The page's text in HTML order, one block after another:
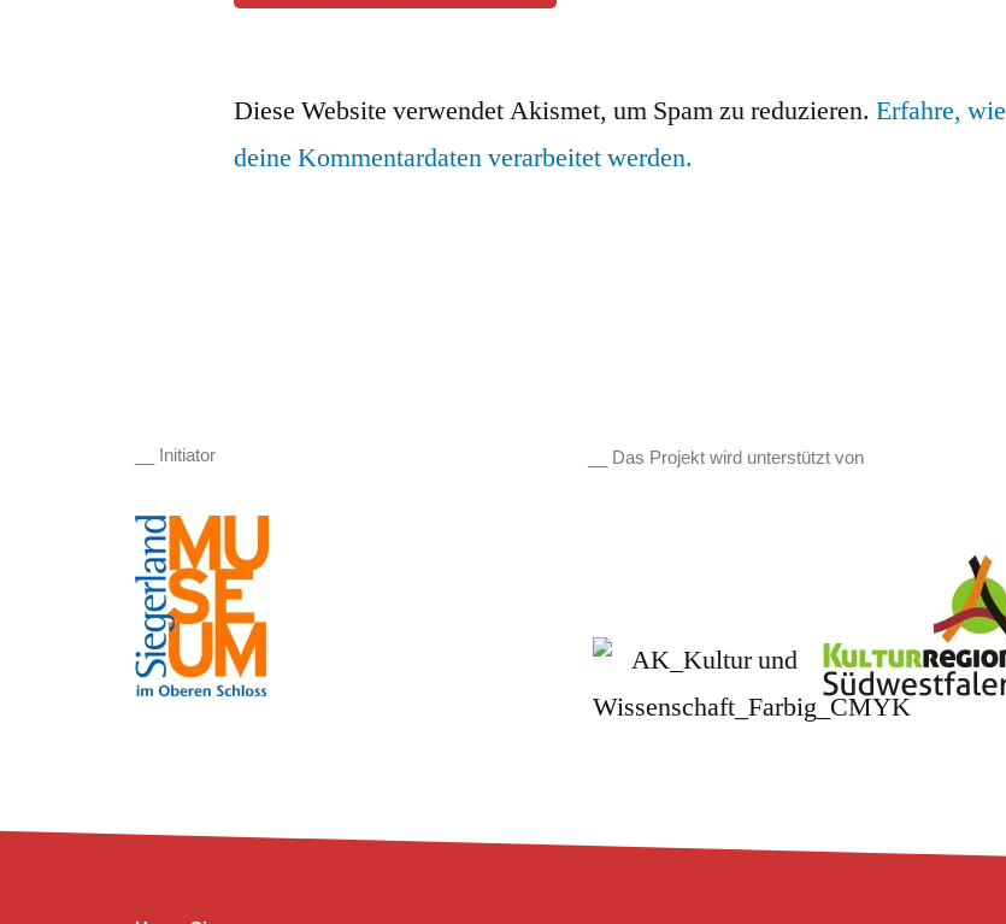
Diese Website verwendet Akismet, um Spam zu reduzieren.Erfahre, wie
deine Kommentardaten verarbeitet werden.
__ Initiator __ Das Projekt wird unterstützt von